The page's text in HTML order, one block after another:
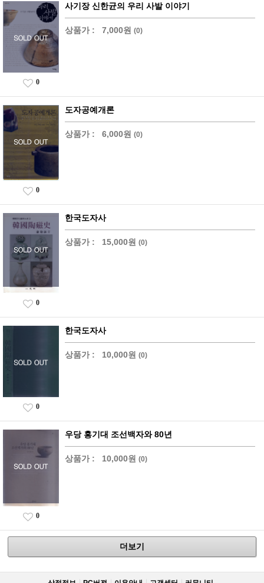
사기장 신한균의 우리 사발 이야기
상품가 : 7,000원 (0)
0
도자공예개론
상품가 : 6,000원 (0)
0
한국도자사
상품가 : 15,000원 (0)
0
한국도자사
상품가 : 10,000원 (0)
0
우당 홍기대 조선백자와 80년
상품가 : 10,000원 (0)
0
더보기